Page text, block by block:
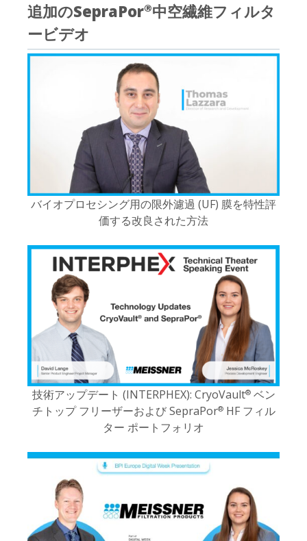
追加のSepraPor®中空繊維フィルタ
ービデオ
バイオプロセシング用の限外濾過 (UF) 膜を特性評
価する改良された方法
技術アップデート (INTERPHEX): CryoVault®ベン
チトップ フリーザーおよび SepraPor®HF フィル
ター ポートフォリオ